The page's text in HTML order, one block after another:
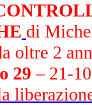
di
oltre 2
29 – 21-